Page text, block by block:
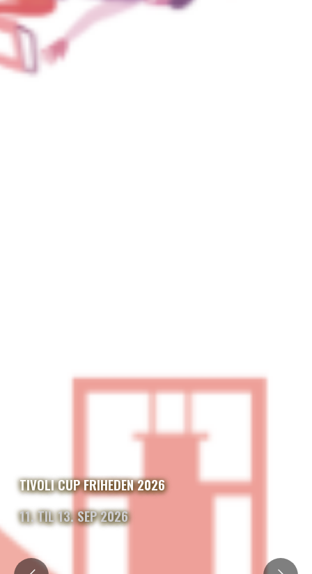
TIVOLI CUP FRIHEDEN 2026
11. TIL 13. SEP 2026